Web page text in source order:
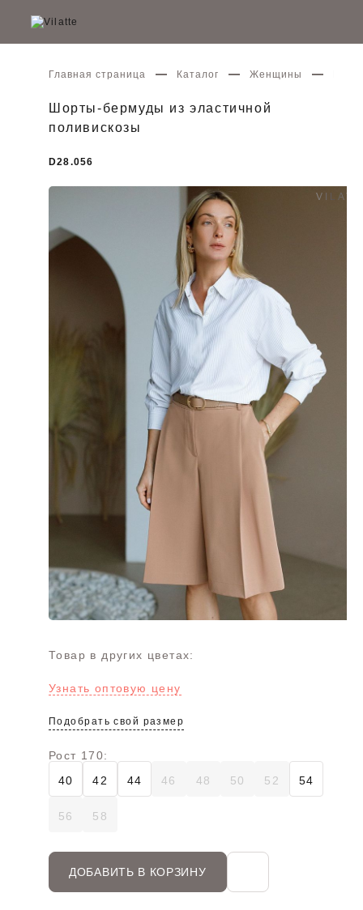
Главная страница Каталог Женщины
Шорты-бермуды из эластичной
поливискозы
D28.056
Товар в других цветах:
Узнать оптовую цену
Подобрать свой размер
Рост 170:
40
42 44 46 48 50 52 54
56 58
ДОБАВИТЬ В КОРЗИНУ